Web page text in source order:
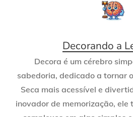
Decorando a
Decora é um cérebro
sabedoria, dedicado a tornar
Seca mais acessível e
inovador de memorização, ele